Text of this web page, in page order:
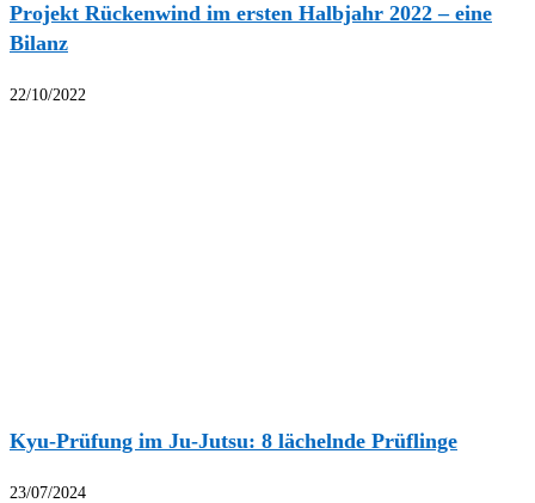
Projekt Rückenwind im ersten Halbjahr 2022 – eine
Bilanz
22/10/2022
Kyu-Prüfung im Ju-Jutsu: 8 lächelnde Prüflinge
23/07/2024